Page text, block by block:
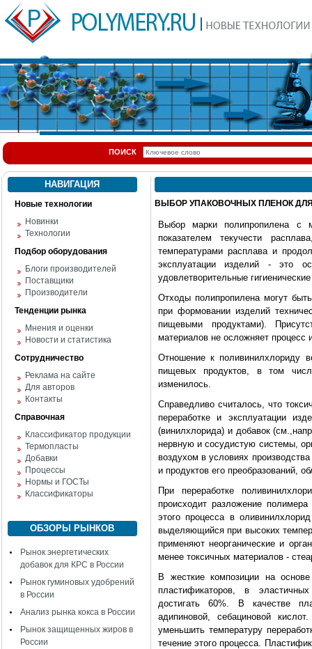
ПОИСК
НАВИГАЦИЯ
Новые технологии
Новинки
Технологии
Подбор оборудования
Блоги производителей
Поставщики
Производители
Тенденции рынка
Мнения и оценки
Новости и статистика
Сотрудничество
Реклама на сайте
Для авторов
Контакты
Справочная
Классификатор продукции
Термопласты
Добавки
Процессы
Нормы и ГОСТы
Классификаторы
ОБЗОРЫ РЫНКОВ
Рынок энергетических
добавок для КРС в России
Рынок гуминовых удобрений
в России
Анализ рынка кокса в России
Рынок защищенных жиров в
России
ВЫБОР УПАКОВОЧНЫХ ПЛЕНОК
Выбор марки полипропилена с
показателем текучести
температурами расплава и
эксплуатации изделий - это
удовлетворительные
Отходы полипропилена могут
при формовании изделий
пищевыми продуктами).
материалов не осложняет процесс
Отношение к поливинилхлориду
пищевых продуктов, в том
изменилось.
Справедливо считалось, что
переработке и эксплуатации
(винилхлорида) и добавок
нервную и сосудистую системы,
воздухом в условиях
и продуктов его преобразований,
При переработке
происходит разложение
этого процесса в
выделяющийся при высоких
применяют неорганические и
менее токсичных материалов -
В жесткие композиции на
пластификаторов, в
достигать 60%. В качестве
адипиновой, себациновой
уменьшить температуру
течение этого процесса.